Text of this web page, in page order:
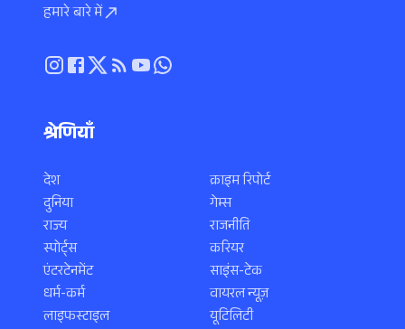
हमारे बारे में
श्रेणियाँ
देश
दुनिया
राज्य
स्पोर्ट्स
एंटरटेनमेंट
धर्म-कर्म
लाइफस्टाइल
क्राइम रिपोर्ट
गेम्स
राजनीति
करियर
साइंस-टेक
वायरल न्यूज़
यूटिलिटी